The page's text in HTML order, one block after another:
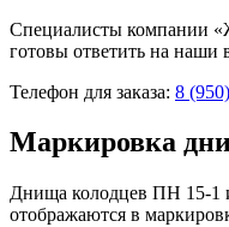
Специалисты компании
готовы ответить на наши
Телефон для заказа: 8
Маркировка
Днища колодцев ПН 15-1
отображаются в